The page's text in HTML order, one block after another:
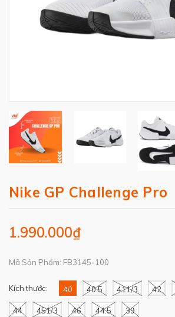
Nike GP Challenge Pro
1.990.000₫
Mã Sản Phẩm: FB3145-100
Kích thước: 40 40.5 411/3 42
44 451/3 46 44.5 39